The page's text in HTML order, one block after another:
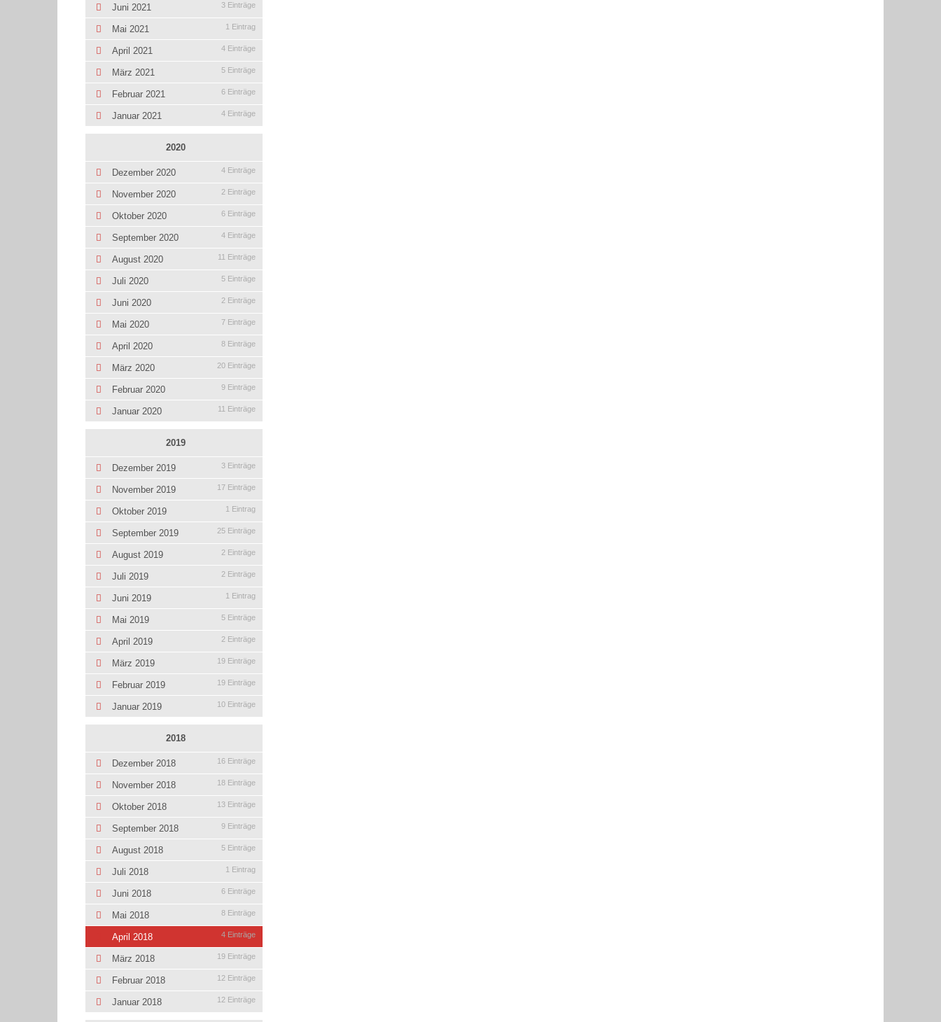
Juni 2021 3 Einträge
Mai 2021 1 Eintrag
April 2021 4 Einträge
März 2021 5 Einträge
Februar 2021 6 Einträge
Januar 2021 4 Einträge
2020
Dezember 2020 4 Einträge
November 2020 2 Einträge
Oktober 2020 6 Einträge
September 2020 4 Einträge
August 2020 11 Einträge
Juli 2020 5 Einträge
Juni 2020 2 Einträge
Mai 2020 7 Einträge
April 2020 8 Einträge
März 2020 20 Einträge
Februar 2020 9 Einträge
Januar 2020 11 Einträge
2019
Dezember 2019 3 Einträge
November 2019 17 Einträge
Oktober 2019 1 Eintrag
September 2019 25 Einträge
August 2019 2 Einträge
Juli 2019 2 Einträge
Juni 2019 1 Eintrag
Mai 2019 5 Einträge
April 2019 2 Einträge
März 2019 19 Einträge
Februar 2019 19 Einträge
Januar 2019 10 Einträge
2018
Dezember 2018 16 Einträge
November 2018 18 Einträge
Oktober 2018 13 Einträge
September 2018 9 Einträge
August 2018 5 Einträge
Juli 2018 1 Eintrag
Juni 2018 6 Einträge
Mai 2018 8 Einträge
April 2018 4 Einträge
März 2018 19 Einträge
Februar 2018 12 Einträge
Januar 2018 12 Einträge